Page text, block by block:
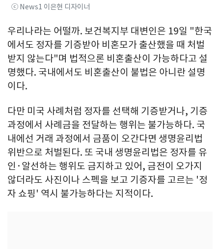
ⓒ News1 이은현 디자이너
우리나라는 어떨까. 보건복지부 대변인은 19일 "한국
에서도 정자를 기증받아 비혼모가 출산했을 때 처벌
받지 않는다"며 법적으론 비혼출산이 가능하다고 설
명했다. 국내에서도 비혼출산이 불법은 아니란 설명
이다.
다만 미국 사례처럼 정자를 선택해 기증받거나, 기증
과정에서 사례금을 전달하는 행위는 불가능하다. 국
내에선 거래 과정에서 금품이 오간다면 생명윤리법
위반으로 처벌된다. 또 국내 생명윤리법은 정자를 유
인·알선하는 행위도 금지하고 있어, 금전이 오가지
않더라도 사진이나 스펙을 보고 기증자를 고르는 '정
자 쇼핑' 역시 불가능하다는 지적이다.